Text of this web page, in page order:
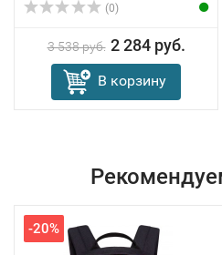
(0)
3 538 руб. 2 284 руб.
В корзину
-20%